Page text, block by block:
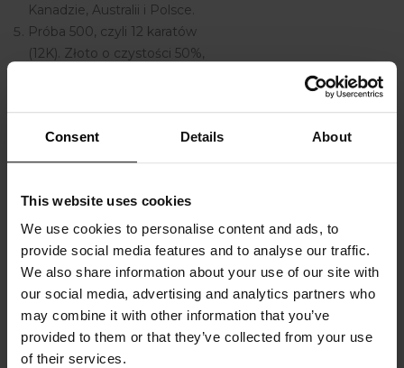
Consent Details About
This website uses cookies
We use cookies to personalise content and ads, to
provide social media features and to analyse our traffic.
We also share information about your use of our site with
our social media, advertising and analytics partners who
may combine it with other information that you’ve
provided to them or that they’ve collected from your use
of their services.
Kanadzie, Australii i Polsce.
Próba 500, czyli 12 karatów
(12K). Złoto o czystości 50%,
Próba 375, czyli 9 karatów (9K).
Złoto o czystości 37,5%. Mniej
popularna próba, stosowana
Próba 333, czyli 8 karatów (8K).
Złoto o czystości 33,3%. W
Polsce to minimalna
dopuszczalna próba złota.
Należy pamiętać, że standardy
prób złota mogą się nieco różnić